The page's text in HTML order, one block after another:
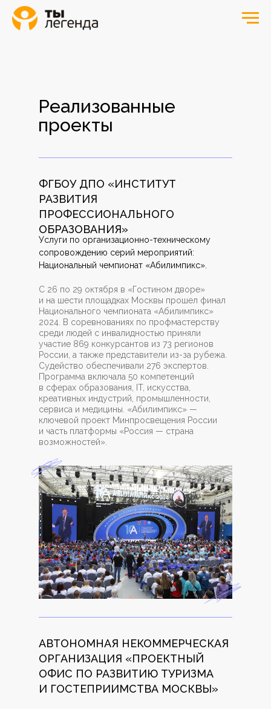
АВТОНОМНАЯ НЕКОММЕРЧЕСКАЯ
ОРГАНИЗАЦИЯ «ПРОЕКТНЫЙ
ОФИС ПО РАЗВИТИЮ ТУРИЗМА
И ГОСТЕПРИИМСТВА МОСКВЫ»
ФГБОУ ДПО «ИНСТИТУТ
РАЗВИТИЯ
ПРОФЕССИОНАЛЬНОГО
ОБРАЗОВАНИЯ»
Услуги по организационно-техническому
сопровождению серий мероприятий:
Национальный чемпионат «Абилимпикс».
С 26 по 29 октября в «Гостином дворе»
и на шести площадках Москвы прошел финал
Национального чемпионата «Абилимпикс»
2024. В соревнованиях по профмастерству
среди людей с инвалидностью приняли
участие 869 конкурсантов из 73 регионов
России, а также представители из-за рубежа.
Судейство обеспечивали 276 экспертов.
Программа включала 50 компетенций
в сферах образования, IT, искусства,
креативных индустрий, промышленности,
сервиса и медицины. «Абилимпикс» —
ключевой проект Минпросвещения России
и часть платформы «Россия — страна
возможностей».
Реализованные
проекты